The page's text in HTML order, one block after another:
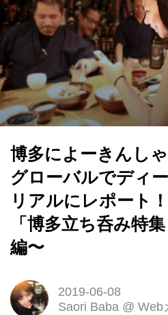
博多によーきんし
グローバルでディ
リアルにレポート！
「博多立ち呑み特
編〜
2019-06-08
Saori Baba @ Web